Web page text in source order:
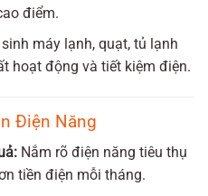
điểm.
máy lạnh, quạt, tủ lạnh
hoạt động và tiết kiệm điện.
Điện Năng
Nắm rõ điện năng tiêu thụ
tiền điện mỗi tháng.